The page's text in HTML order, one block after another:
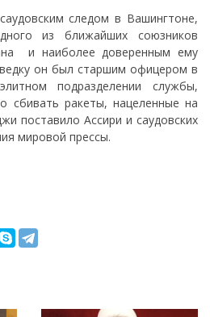
следом в Вашингтоне,
из ближайших союзников
и наиболее доверенным ему
он был старшим офицером в
подразделении службы,
сбивать ракеты, нацеленные на
поставило Ассири и саудовских
мировой прессы.